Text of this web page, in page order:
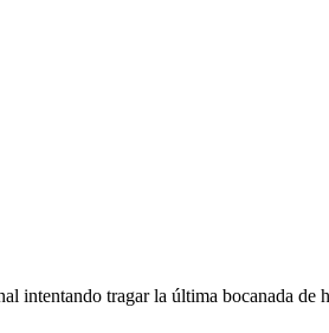
intentando tragar la última bocanada